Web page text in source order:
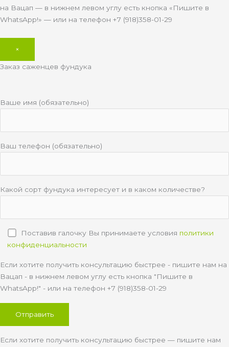
на Вацап — в нижнем левом углу есть кнопка «Пишите в
WhatsApp!» — или на телефон +7 (918)358-01-29
×
Заказ саженцев фундука
Ваше имя (обязательно)
Ваш телефон (обязательно)
Какой сорт фундука интересует и в каком количестве?
Поставив галочку Вы принимаете условия политики
конфиденциальности
Если хотите получить консультацию быстрее - пишите нам на
Вацап - в нижнем левом углу есть кнопка "Пишите в
WhatsApp!" - или на телефон +7 (918)358-01-29
Если хотите получить консультацию быстрее — пишите нам